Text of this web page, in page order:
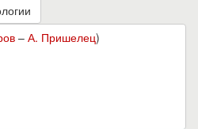
– А. Пришелец)